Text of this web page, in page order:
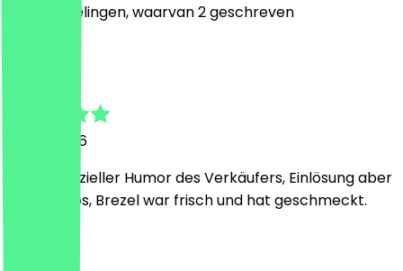
Beoordelingen, waarvan 2 geschreven
12 mei 2026
Etwas spezieller Humor des Verkäufers, Einlösung aber
problemlos, Brezel war frisch und hat geschmeckt.